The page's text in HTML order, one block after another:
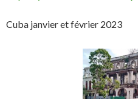
Cuba janvier et février 2023